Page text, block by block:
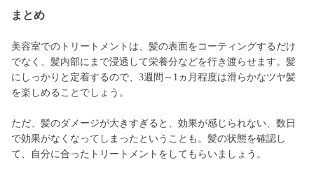
まとめ
美容室でのトリートメントは、髪の表面をコーティングするだけ
でなく、髪内部にまで浸透して栄養分などを行き渡らせます。髪
にしっかりと定着するので、3週間～1ヵ月程度は滑らかなツヤ髪
を楽しめることでしょう。
ただ、髪のダメージが大きすぎると、効果が感じられない、数日
で効果がなくなってしまったということも。髪の状態を確認し
て、自分に合ったトリートメントをしてもらいましょう。